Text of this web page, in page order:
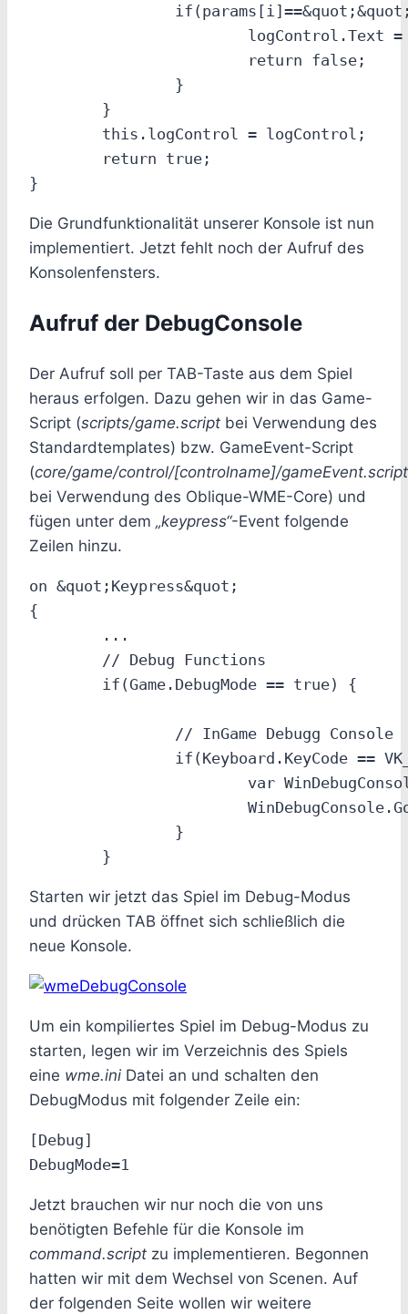
Die Grundfunktionalität unserer Konsole ist nun
implementiert. Jetzt fehlt noch der Aufruf des
Konsolenfensters.
Aufruf der DebugConsole
Der Aufruf soll per TAB-Taste aus dem Spiel
heraus erfolgen. Dazu gehen wir in das Game-
Script (scripts/game.script bei Verwendung des
Standardtemplates) bzw. GameEvent-Script
(core/game/control/[controlname]/gameEvent.script
bei Verwendung des Oblique-WME-Core) und
fügen unter dem „keypress“-Event folgende
Zeilen hinzu.
on &quot;Keypress&quot;
{
Starten wir jetzt das Spiel im Debug-Modus
und drücken TAB öffnet sich schließlich die
neue Konsole.
Um ein kompiliertes Spiel im Debug-Modus zu
starten, legen wir im Verzeichnis des Spiels
eine wme.ini Datei an und schalten den
DebugModus mit folgender Zeile ein:
[Debug]
Jetzt brauchen wir nur noch die von uns
benötigten Befehle für die Konsole im
command.script zu implementieren. Begonnen
hatten wir mit dem Wechsel von Scenen. Auf
der folgenden Seite wollen wir weitere